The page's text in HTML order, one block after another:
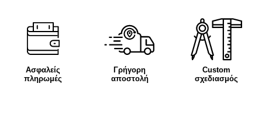
Ασφαλείς
πληρωμές
Γρήγορη
αποστολή
Custom
σχεδιασμός